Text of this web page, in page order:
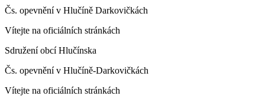
Čs. opevnění v Hlučíně Darkovičkách
Vítejte na oficiálních stránkách
Sdružení obcí Hlučínska
Čs. opevnění v Hlučíně-Darkovičkách
Vítejte na oficiálních stránkách